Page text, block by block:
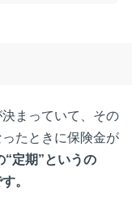
亡保障が必要な
教育資金
引継ぎ資金あるい
ックポイント
まっていて、その
たときに保険金が
“定期”というの
。